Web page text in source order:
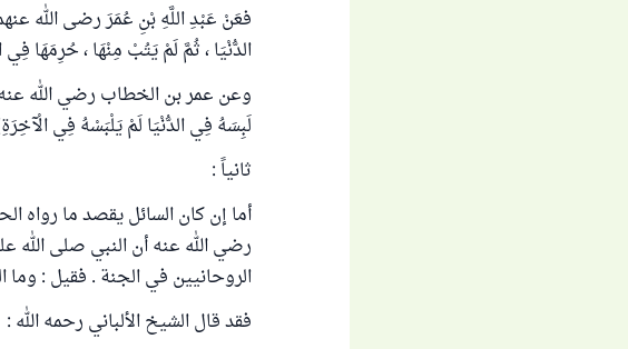
فعَنْ عَبْدِ اللَّهِ بْنِ عُمَرَ رضى الله
الدُّنْيَا ، ثُمَّ لَمْ يَتُبْ مِنْهَا ، حُرِمَهَا فِي الآخِرَةِ)
وعن عمر بن الخطاب رضي الله عنه
لَبِسَهُ فِي الدُّنْيَا لَمْ يَلْبَسْهُ فِي الْآخِرَةِ) رواه
ثانياً :
رضي الله عنه أن النبي صلى
الروحانيين في الجنة . فقيل : وما
فقد قال الشيخ الألباني رحمه الله :